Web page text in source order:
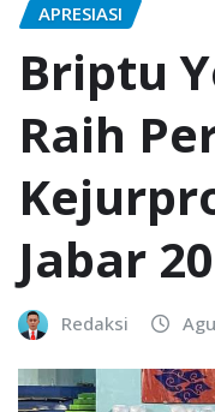
APRESIASI
Briptu
Raih
Jabar
Redaksi